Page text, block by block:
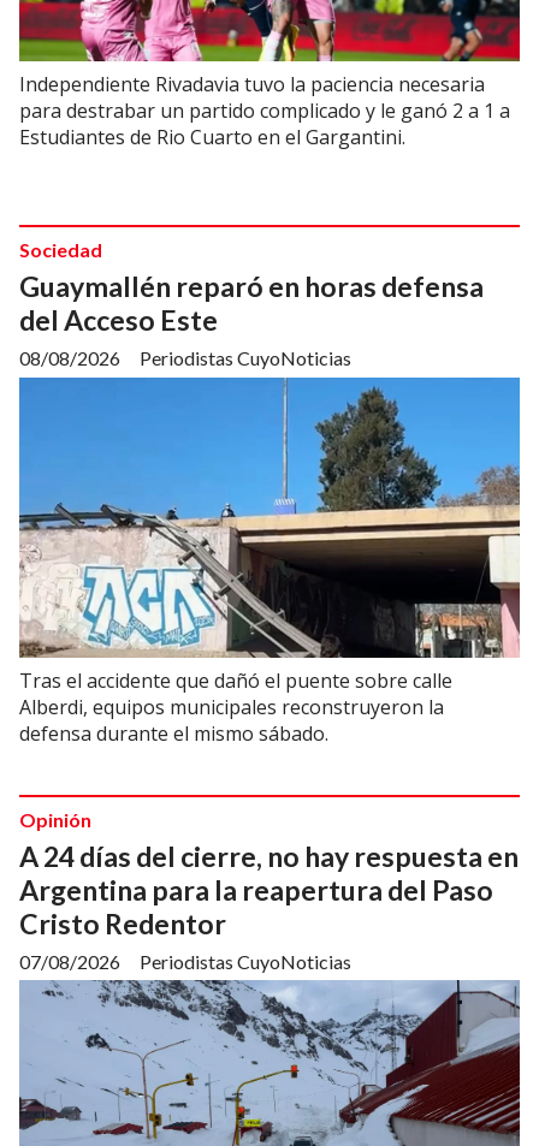
Independiente Rivadavia tuvo la paciencia necesaria
para destrabar un partido complicado y le ganó 2 a 1 a
Estudiantes de Rio Cuarto en el Gargantini.
Guaymallén reparó en horas defensa
del Acceso Este
Periodistas CuyoNoticias
Sociedad
08/08/2026
Tras el accidente que dañó el puente sobre calle
Alberdi, equipos municipales reconstruyeron la
defensa durante el mismo sábado.
A 24 días del cierre, no hay respuesta en
Argentina para la reapertura del Paso
Cristo Redentor
Periodistas CuyoNoticias
Opinión
07/08/2026